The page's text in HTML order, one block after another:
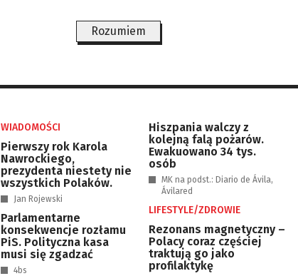
WIADOMOŚCI
Pierwszy rok Karola
Nawrockiego,
prezydenta niestety nie
wszystkich Polaków.
Jan Rojewski
Parlamentarne
konsekwencje rozłamu
PiS. Polityczna kasa
musi się zgadzać
4bs
Hiszpania walczy z
kolejną falą pożarów.
Ewakuowano 34 tys.
osób
MK na podst.: Diario de Ávila,
Ávilared
LIFESTYLE/ZDROWIE
Rezonans magnetyczny –
Polacy coraz częściej
traktują go jako
profilaktykę
Rozumiem